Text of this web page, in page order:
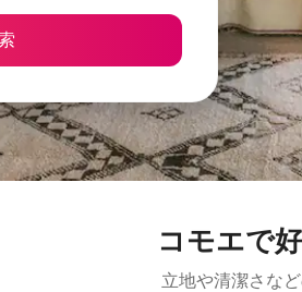
コモエで
立地や清潔さな